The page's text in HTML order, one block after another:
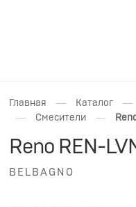
Главная — Каталог —
— Смесители —
Reno REN-
BELBAGNO